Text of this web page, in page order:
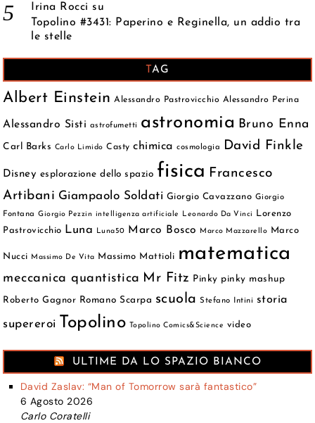
Irina Rocci su
Topolino #3431: Paperino e Reginella, un addio tra
le stelle
TAG
Albert Einstein Alessandro Pastrovicchio Alessandro Perina
Alessandro Sisti astrofumetti astronomia Bruno Enna
Carl Barks Carlo Limido Casty chimica cosmologia David Finkle
Disney esplorazione dello spazio fisica Francesco
Artibani Giampaolo Soldati Giorgio Cavazzano Giorgio
Fontana Giorgio Pezzin intelligenza artificiale Leonardo Da Vinci
Lorenzo
Pastrovicchio
Luna Luna50 Marco Bosco Marco Mazzarello Marco
Nucci Massimo De Vita Massimo Mattioli matematica
meccanica quantistica Mr Fitz Pinky pinky mashup
Roberto Gagnor Romano Scarpa scuola Stefano Intini storia
supereroi Topolino Topolino Comics&Science video
ULTIME DA LO SPAZIO BIANCO
David Zaslav: “Man of Tomorrow sarà fantastico”
6 Agosto 2026
Carlo Coratelli